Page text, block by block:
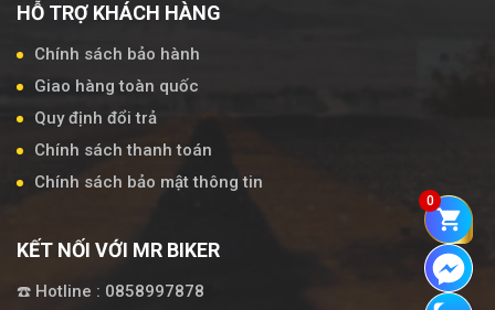
HỖ TRỢ KHÁCH HÀNG
Chính sách bảo hành
Giao hàng toàn quốc
Quy định đổi trả
Chính sách thanh toán
Chính sách bảo mật thông tin
KẾT NỐI VỚI MR BIKER
☎️ Hotline : 0858997878
0